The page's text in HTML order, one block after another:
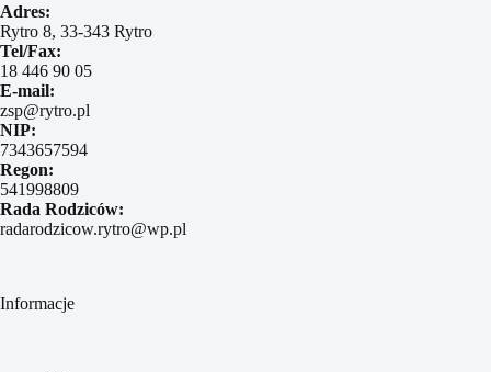
Adres:
Rytro 8, 33-343 Rytro
Tel/Fax:
18 446 90 05
E-mail:
zsp@rytro.pl
NIP:
7343657594
Regon:
541998809
Rada Rodziców:
radarodzicow.rytro@wp.pl
Informacje